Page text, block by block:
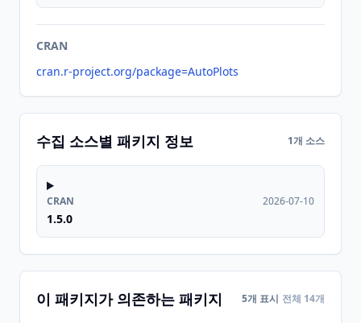
CRAN
cran.r-project.org/package=AutoPlots
수집 소스별 패키지 정보 1개 소스
CRAN
1.5.0
2026-07-10
이 패키지가 의존하는 패키지 5개 표시 전체 14개